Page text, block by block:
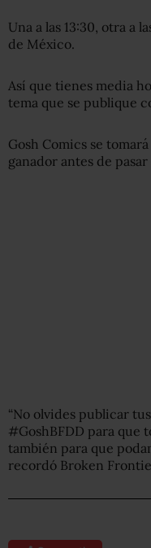
Una a las 13:30, otra a
de México.
Así que tienes media
tema que se publique
Gosh Comics se
ganador antes de
“No olvides publicar
#GoshBFDD para que
también para que
recordó Broken